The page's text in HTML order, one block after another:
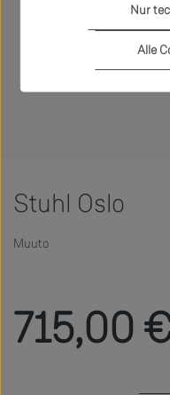
Stuhl Oslo
Muuto
715,00
Nur
Alle